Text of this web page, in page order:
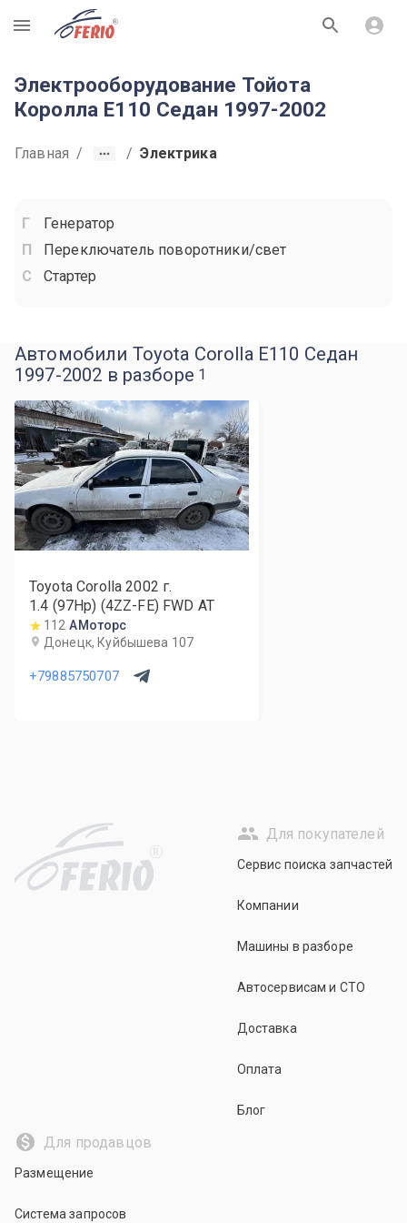
R
Электрооборудование Тойота
Королла E110 Седан 1997-2002
Главная / / Электрика
Генератор
Переключатель поворотники/свет
Стартер
Автомобили Toyota Corolla E110 Седан
1997-2002 в разборе 1
Toyota Corolla 2002 г.
1.4 (97Hp) (4ZZ-FE) FWD AT
112 АМоторс
Донецк, Куйбышева 107
+79885750707
R
Для покупателей
Сервис поиска запчастей
Компании
Машины в разборе
Автосервисам и СТО
Доставка
Оплата
Блог
Для продавцов
Размещение
Система запросов